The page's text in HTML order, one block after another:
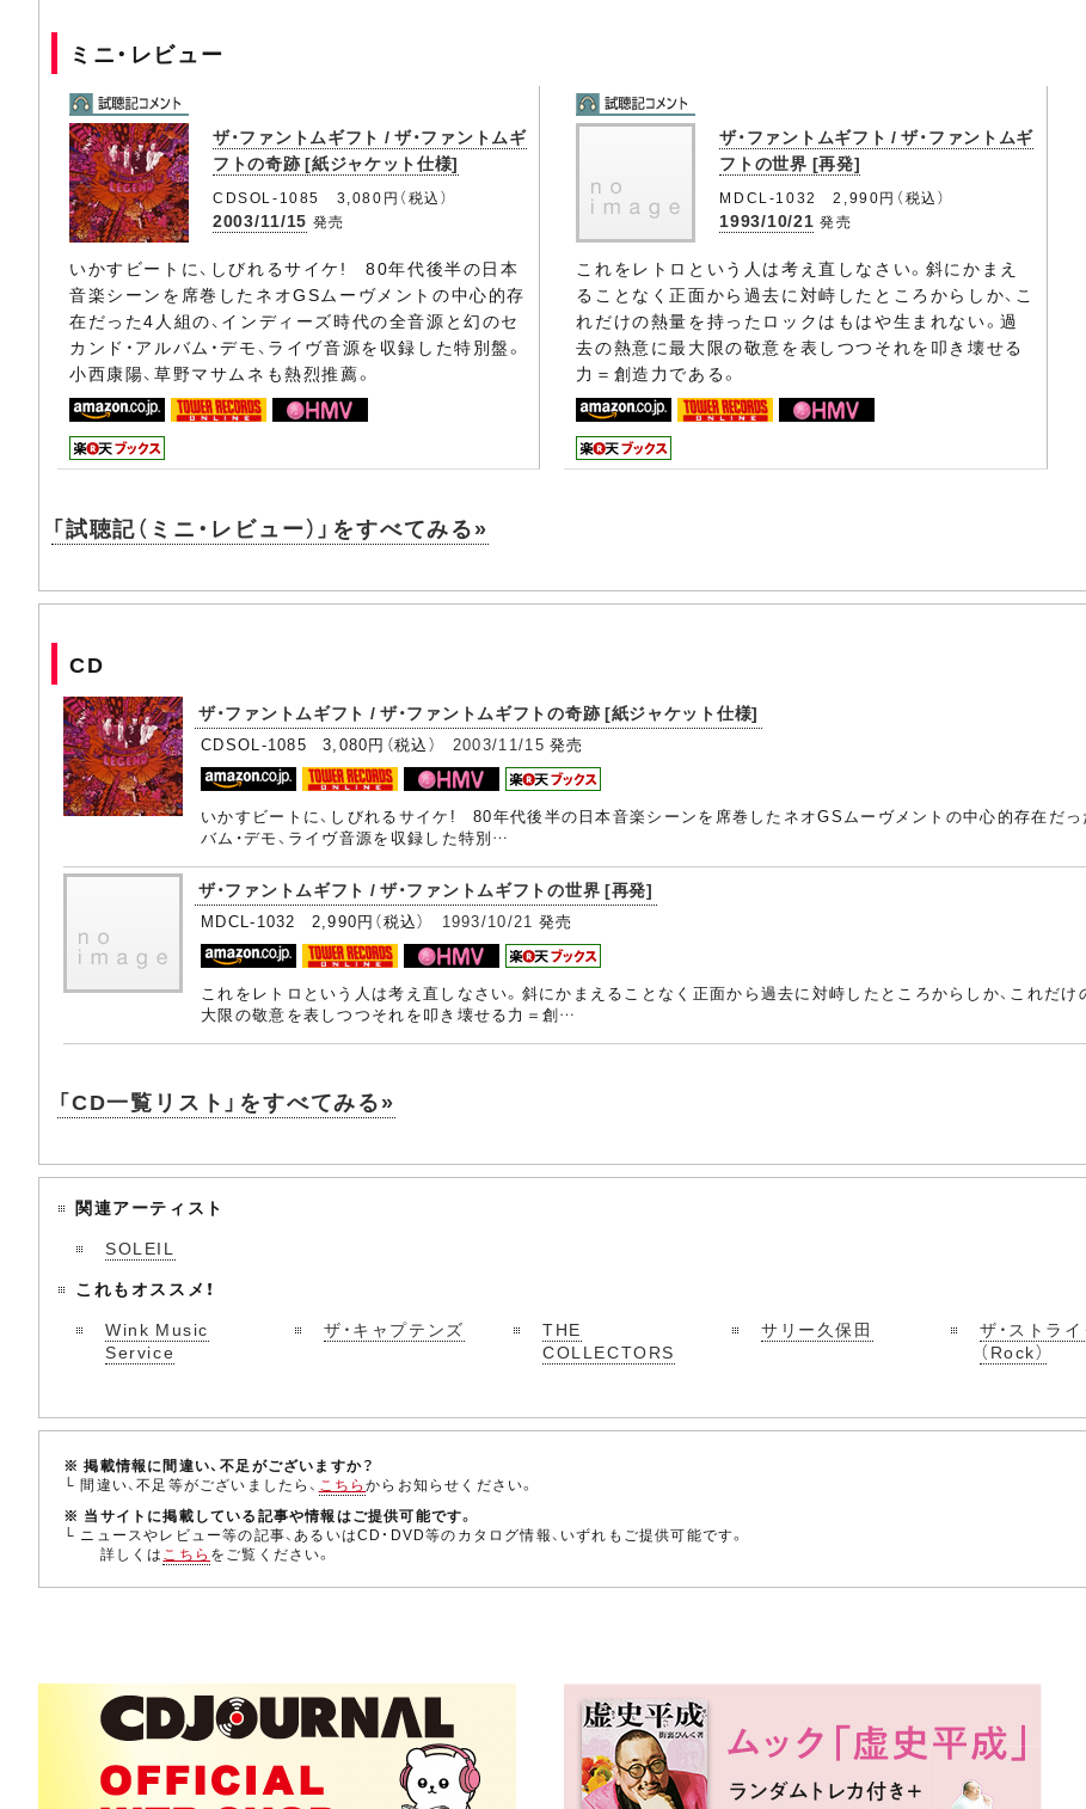
ミニ・レビュー
ザ・ファントムギフト / ザ・ファントムギ
フトの奇跡 [紙ジャケット仕様]
CDSOL-1085 3,080円（税込）
2003/11/15 発売
いかすビートに、しびれるサイケ! 80年代後半の日本
音楽シーンを席巻したネオGSムーヴメントの中心的存
在だった4人組の、インディーズ時代の全音源と幻のセ
カンド・アルバム・デモ、ライヴ音源を収録した特別盤。
小西康陽、草野マサムネも熱烈推薦。
ザ・ファントムギフト / ザ・ファントムギ
フトの世界 [再発]
MDCL-1032 2,990円（税込）
1993/10/21 発売
これをレトロという人は考え直しなさい。斜にかまえ
ることなく正面から過去に対峙したところからしか、こ
れだけの熱量を持ったロックはもはや生まれない。過
去の熱意に最大限の敬意を表しつつそれを叩き壊せる
力＝創造力である。
「試聴記（ミニ・レビュー）」をすべてみる»
CD
ザ・ファントムギフト / ザ・ファントムギフトの奇跡 [紙ジャケット仕様]
CDSOL-1085 3,080円（税込） 2003/11/15 発売
いかすビートに、しびれるサイケ! 80年代後半の日本音楽シーンを席巻したネオGSムーヴメントの中心的存在だっ
バム・デモ、ライヴ音源を収録した特別…
ザ・ファントムギフト / ザ・ファントムギフトの世界 [再発]
MDCL-1032 2,990円（税込） 1993/10/21 発売
これをレトロという人は考え直しなさい。斜にかまえることなく正面から過去に対峙したところからしか、これだ
大限の敬意を表しつつそれを叩き壊せる力＝創…
「CD一覧リスト」をすべてみる»
関連アーティスト
SOLEIL
これもオススメ！
Wink Music
Service
ザ・キャプテンズ
THE
COLLECTORS
サリー久保田
ザ・ストラ
（Rock）
※ 掲載情報に間違い、不足がございますか？
└ 間違い、不足等がございましたら、 こちらからお知らせください。
※ 当サイトに掲載している記事や情報はご提供可能です。
└ ニュースやレビュー等の記事、あるいはCD・DVD等のカタログ情報、いずれもご提供可能です。
詳しくはこちら をご覧ください。